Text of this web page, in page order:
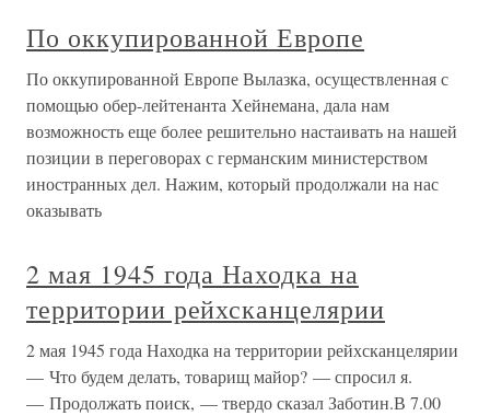
По оккупированной Европе
По оккупированной Европе Вылазка, осуществленная с
помощью обер-лейтенанта Хейнемана, дала нам
возможность еще более решительно настаивать на нашей
позиции в переговорах с германским министерством
иностранных дел. Нажим, который продолжали на нас
оказывать
2 мая 1945 года Находка на
территории рейхсканцелярии
2 мая 1945 года Находка на территории рейхсканцелярии
— Что будем делать, товарищ майор? — спросил я.
— Продолжать поиск, — твердо сказал Заботин.В 7.00